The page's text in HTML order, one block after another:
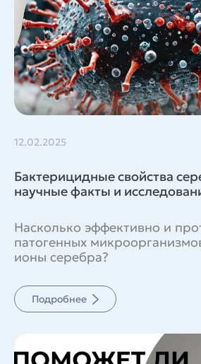
12.02.2025
Бактерицидные свойства
научные факты и
Насколько эффективно и
патогенных
ионы серебра?
Подробнее